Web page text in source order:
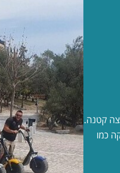
קטנה.
כמו